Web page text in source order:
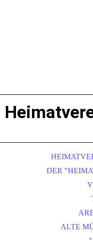
DER
ALTE